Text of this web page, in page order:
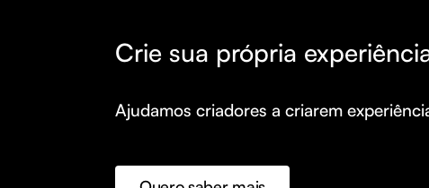
Crie sua própria
Ajudamos criadores a criarem